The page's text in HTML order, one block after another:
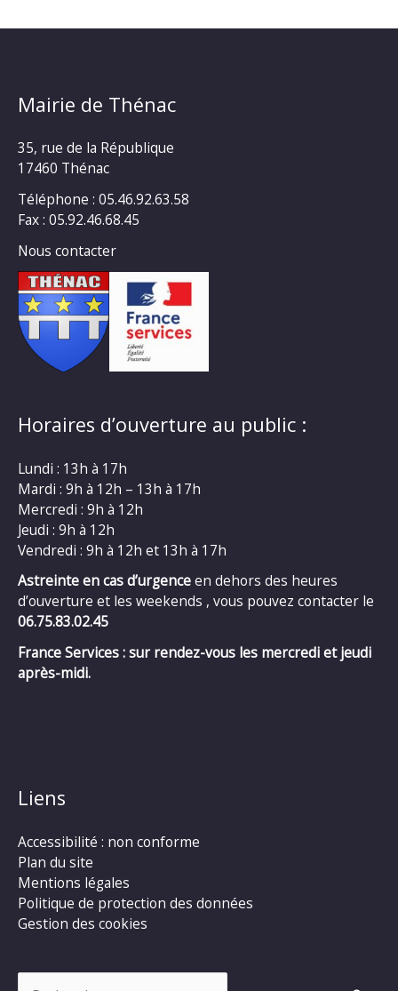
Mairie de Thénac
35, rue de la République
17460 Thénac
Téléphone : 05.46.92.63.58
Fax : 05.92.46.68.45
Nous contacter
Horaires d’ouverture au public :
Lundi : 13h à 17h
Mardi : 9h à 12h – 13h à 17h
Mercredi : 9h à 12h
Jeudi : 9h à 12h
Vendredi : 9h à 12h et 13h à 17h
Astreinte en cas d’urgenceen dehors des heures
d’ouverture et les weekends , vous pouvez contacter le
06.75.83.02.45
France Services : sur rendez-vous les mercredi et jeudi
après-midi.
Liens
Accessibilité : non conforme
Plan du site
Mentions légales
Politique de protection des données
Gestion des cookies